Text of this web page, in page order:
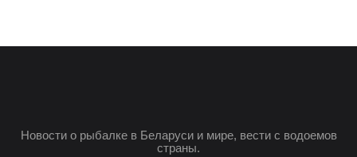
Новости о рыбалке в Беларуси и мире, вести с водоемов
страны.